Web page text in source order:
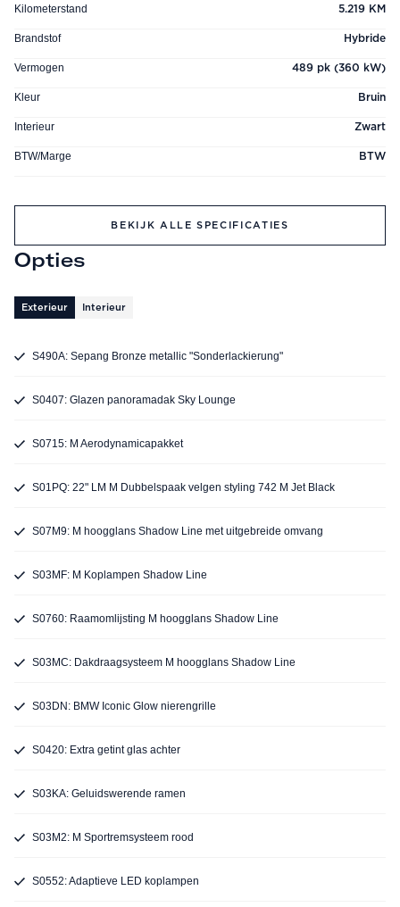
Kilometerstand 5.219 KM
Brandstof Hybride
Vermogen 489 pk (360 kW)
Kleur Bruin
Interieur Zwart
BTW/Marge BTW
BEKIJK ALLE SPECIFICATIES
Opties
Exterieur Interieur
S490A: Sepang Bronze metallic "Sonderlackierung"
S0407: Glazen panoramadak Sky Lounge
S0715: M Aerodynamicapakket
S01PQ: 22" LM M Dubbelspaak velgen styling 742 M Jet Black
S07M9: M hoogglans Shadow Line met uitgebreide omvang
S03MF: M Koplampen Shadow Line
S0760: Raamomlijsting M hoogglans Shadow Line
S03MC: Dakdraagsysteem M hoogglans Shadow Line
S03DN: BMW Iconic Glow nierengrille
S0420: Extra getint glas achter
S03KA: Geluidswerende ramen
S03M2: M Sportremsysteem rood
S0552: Adaptieve LED koplampen